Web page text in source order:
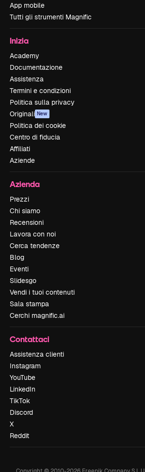
App mobile
Tutti gli strumenti Magnific
Inizia
Academy
Documentazione
Assistenza
Termini e condizioni
Politica sulla privacy
Originali New
Politica dei cookie
Centro di fiducia
Affiliati
Aziende
Azienda
Prezzi
Chi siamo
Recensioni
Lavora con noi
Cerca tendenze
Blog
Eventi
Slidesgo
Vendi i tuoi contenuti
Sala stampa
Cerchi magnific.ai
Contattaci
Assistenza clienti
Instagram
YouTube
LinkedIn
TikTok
Discord
X
Reddit